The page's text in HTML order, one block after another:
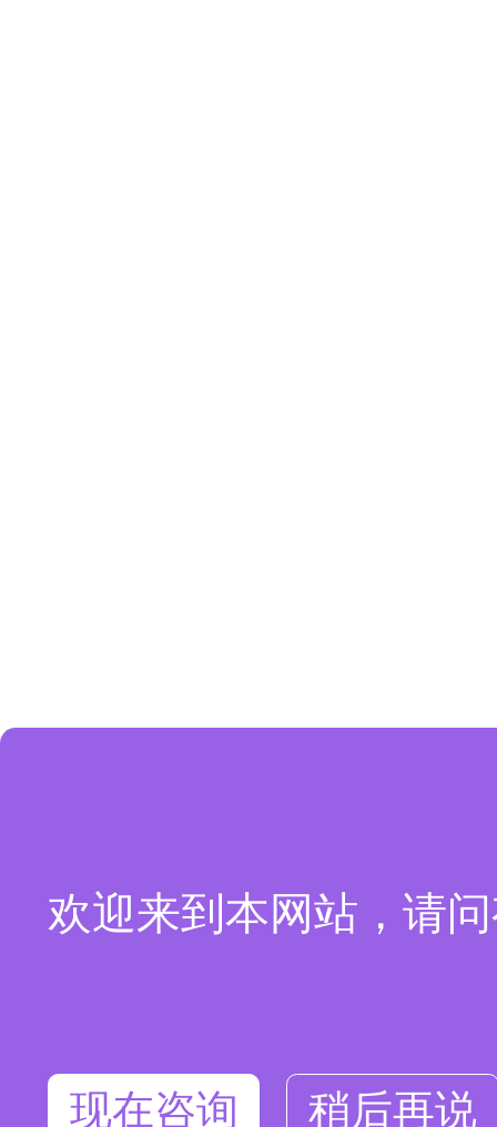
欢迎来到本网站，请
现在咨询 稍后再说